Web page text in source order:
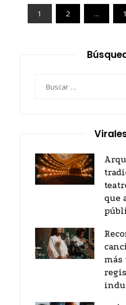
Paginación
entradas
1 2 …
que
más